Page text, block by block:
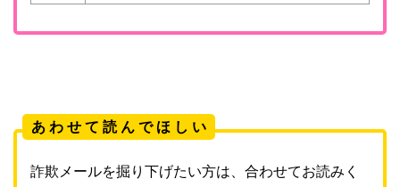
あ わ せ て 読 ん で ほ し い
詐欺メールを掘り下げたい方は、合わせてお読みく